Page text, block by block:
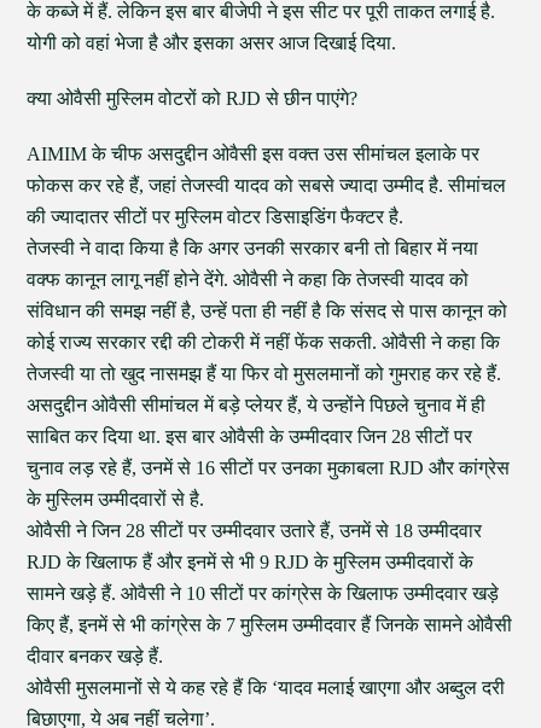
के कब्जे में हैं. लेकिन इस बार बीजेपी ने इस सीट पर पूरी ताकत लगाई है.
योगी को वहां भेजा है और इसका असर आज दिखाई दिया.
क्या ओवैसी मुस्लिम वोटरों को RJD से छीन पाएंगे?
AIMIM के चीफ असदुद्दीन ओवैसी इस वक्त उस सीमांचल इलाके पर
फोकस कर रहे हैं, जहां तेजस्वी यादव को सबसे ज्यादा उम्मीद है. सीमांचल
की ज्यादातर सीटों पर मुस्लिम वोटर डिसाइडिंग फैक्टर है.
तेजस्वी ने वादा किया है कि अगर उनकी सरकार बनी तो बिहार में नया
वक्फ कानून लागू नहीं होने देंगे. ओवैसी ने कहा कि तेजस्वी यादव को
संविधान की समझ नहीं है, उन्हें पता ही नहीं है कि संसद से पास कानून को
कोई राज्य सरकार रद्दी की टोकरी में नहीं फेंक सकती. ओवैसी ने कहा कि
तेजस्वी या तो खुद नासमझ हैं या फिर वो मुसलमानों को गुमराह कर रहे हैं.
असदुद्दीन ओवैसी सीमांचल में बड़े प्लेयर हैं, ये उन्होंने पिछले चुनाव में ही
साबित कर दिया था. इस बार ओवैसी के उम्मीदवार जिन 28 सीटों पर
चुनाव लड़ रहे हैं, उनमें से 16 सीटों पर उनका मुकाबला RJD और कांग्रेस
के मुस्लिम उम्मीदवारों से है.
ओवैसी ने जिन 28 सीटों पर उम्मीदवार उतारे हैं, उनमें से 18 उम्मीदवार
RJD के खिलाफ हैं और इनमें से भी 9 RJD के मुस्लिम उम्मीदवारों के
सामने खड़े हैं. ओवैसी ने 10 सीटों पर कांग्रेस के खिलाफ उम्मीदवार खड़े
किए हैं, इनमें से भी कांग्रेस के 7 मुस्लिम उम्मीदवार हैं जिनके सामने ओवैसी
दीवार बनकर खड़े हैं.
ओवैसी मुसलमानों से ये कह रहे हैं कि ‘यादव मलाई खाएगा और अब्दुल दरी
बिछाएगा, ये अब नहीं चलेगा’.